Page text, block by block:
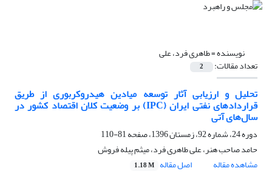
نویسنده =طاهری فرد، علی
تعداد مقالات: 2
تحلیل و ارزیابی آثار توسعه میادین هیدروکربوری از طریق
قراردادهای نفتی ایران (IPC) بر وضعیت کلان اقتصاد کشور در
سال‌های آتی
دوره 24، شماره 92، زمستان 1396، صفحه
81-110
حامد صاحب هنر، علی طاهری فرد، میثم پیله فروش
مشاهده مقاله
اصل مقاله 1.18 M